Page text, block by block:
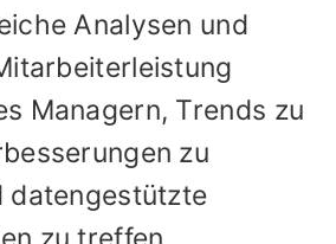
Analysen und
Managern, Trends zu
zu
datengestützte